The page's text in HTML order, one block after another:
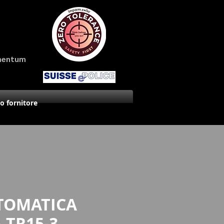
fornitore